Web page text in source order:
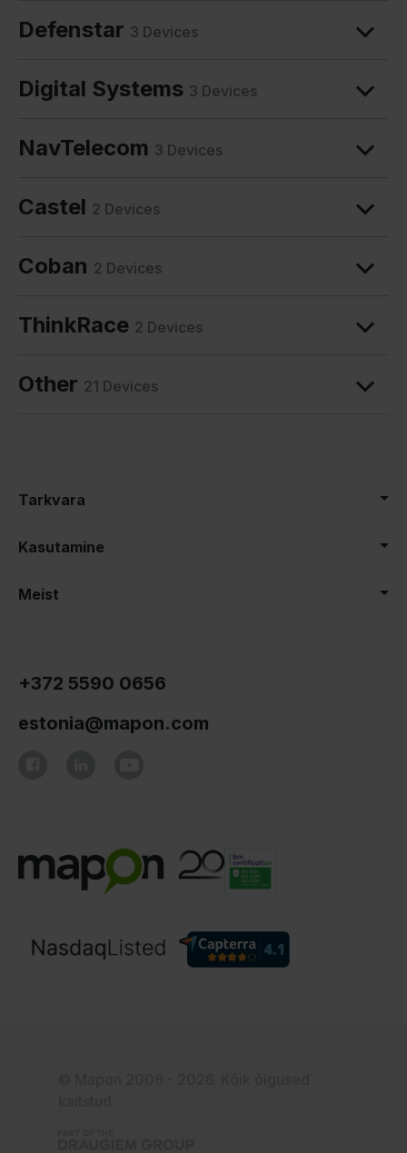
Defenstar 3 Devices
Digital Systems 3 Devices
NavTelecom 3 Devices
Castel 2 Devices
Coban 2 Devices
ThinkRace 2 Devices
Other 21 Devices
Tarkvara
Kasutamine
Meist
+372 5590 0656
estonia@mapon.com